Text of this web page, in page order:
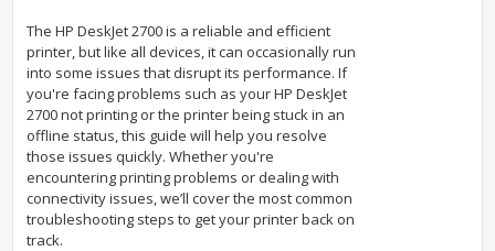
The HP DeskJet 2700 is a reliable and efficient
printer, but like all devices, it can occasionally run
into some issues that disrupt its performance. If
you're facing problems such as your HP DeskJet
2700 not printing or the printer being stuck in an
offline status, this guide will help you resolve
those issues quickly. Whether you're
encountering printing problems or dealing with
connectivity issues, we’ll cover the most common
troubleshooting steps to get your printer back on
track.